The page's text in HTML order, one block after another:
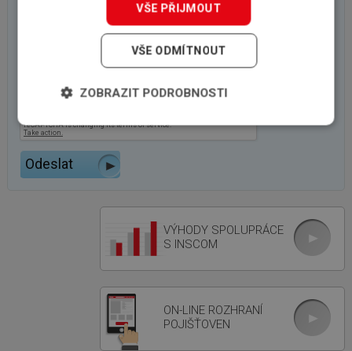
VÝHODY SPOLUPRÁCE
S INSCOM
ON-LINE ROZHRANÍ
POJIŠŤOVEN
VŠE PŘIJMOUT
VŠE ODMÍTNOUT
ZOBRAZIT PODROBNOSTI